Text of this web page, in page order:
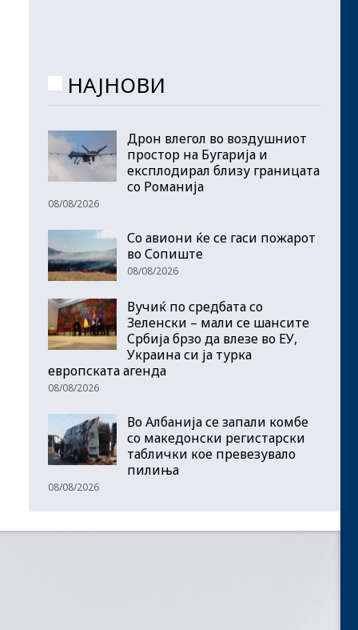
НАЈНОВИ
Дрон влегол во воздушниот
простор на Бугарија и
експлодирал близу границата
со Романија
08/08/2026
Со авиони ќе се гаси пожарот
во Сопиште
08/08/2026
Вучиќ по средбата со
Зеленски – мали се шансите
Србија брзо да влезе во ЕУ,
Украина си ја турка
европската агенда
08/08/2026
Во Албанија се запали комбе
со македонски регистарски
таблички кое превезувало
пилиња
08/08/2026